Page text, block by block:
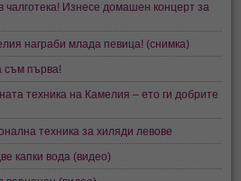
чалготека! Изнесе домашен концерт за
награби млада певица! (снимка)
съм първа!
техника на Камелия – ето ги добрите
техника за хиляди левове
капки вода (видео)